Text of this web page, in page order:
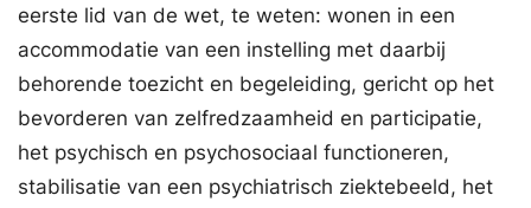
eerste lid van de wet, te weten: wonen in een
accommodatie van een instelling met daarbij
behorende toezicht en begeleiding, gericht op het
bevorderen van zelfredzaamheid en participatie,
het psychisch en psychosociaal functioneren,
stabilisatie van een psychiatrisch ziektebeeld, het